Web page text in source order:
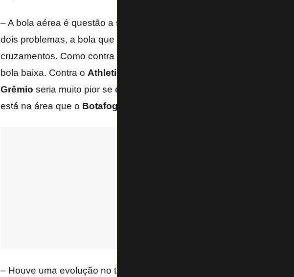
– A bola aérea é questão a ser tratada e solucionada, não é de hoje.
dois problemas, a bola que vem pelo alto e também jogadas pelo
cruzamentos. Como contra o
bola baixa. Contra o Athletico
Grêmio seria muito pior se ele tivesse perdido para o
está na área que o Botafogo
– Houve uma evolução no time após a saída do